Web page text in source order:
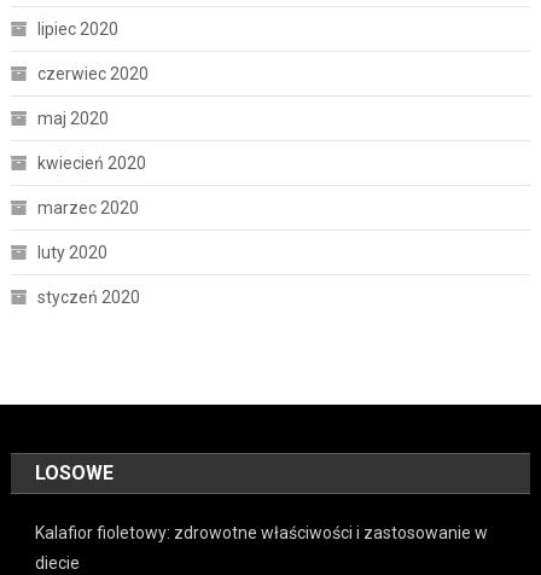
lipiec 2020
czerwiec 2020
maj 2020
kwiecień 2020
marzec 2020
luty 2020
styczeń 2020
LOSOWE
Kalafior fioletowy: zdrowotne właściwości i zastosowanie w
diecie